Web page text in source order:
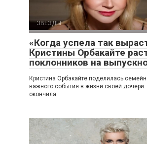
ЗВЕЗДЫ
«Когда успела так
Кристины Орбакайте
поклонников на
Кристина Орбакайте поделилась
важного события в жизни своей
окончила